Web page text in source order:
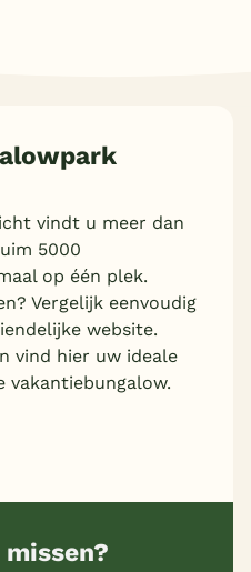
vindt u meer dan
5000
op één plek.
Vergelijk eenvoudig
website.
vind hier uw ideale
vakantiebungalow.